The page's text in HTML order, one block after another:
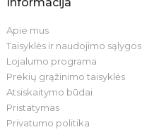
Apie mus
Taisyklės ir naudojimo sąlygos
Lojalumo programa
Prekių grąžinimo taisyklės
Atsiskaitymo būdai
Pristatymas
Privatumo politika